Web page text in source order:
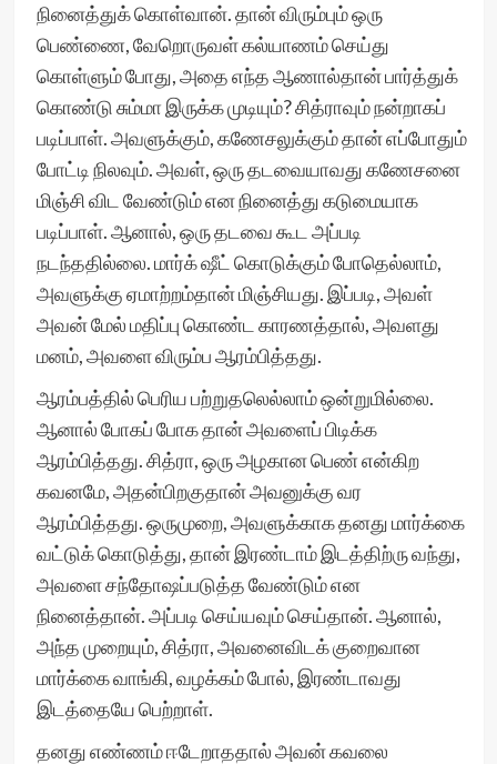
நினைத்துக் கொள்வான். தான் விரும்பும் ஒரு
பெண்ணை, வேறொருவள் கல்யாணம் செய்து
கொள்ளும் போது, அதை எந்த ஆணால்தான் பார்த்துக்
கொண்டு சும்மா இருக்க முடியும்? சித்ராவும் நன்றாகப்
படிப்பாள். அவளுக்கும், கணேசலுக்கும் தான் எப்போதும்
போட்டி நிலவும். அவள், ஒரு தடவையாவது கணேசனை
மிஞ்சி விட வேண்டும் என நினைத்து கடுமையாக
படிப்பாள். ஆனால், ஒரு தடவை கூட அப்படி
நடந்ததில்லை. மார்க் ஷீட் கொடுக்கும் போதெல்லாம்,
அவளுக்கு ஏமாற்றம்தான் மிஞ்சியது. இப்படி, அவள்
அவன் மேல் மதிப்பு கொண்ட காரணத்தால், அவளது
மனம், அவளை விரும்ப ஆரம்பித்தது.
ஆரம்பத்தில் பெரிய பற்றுதலெல்லாம் ஒன்றுமில்லை.
ஆனால் போகப் போக தான் அவளைப் பிடிக்க
ஆரம்பித்தது. சித்ரா, ஒரு அழகான பெண் என்கிற
கவனமே, அதன்பிறகுதான் அவனுக்கு வர
ஆரம்பித்தது. ஒருமுறை, அவளுக்காக தனது மார்க்கை
வட்டுக் கொடுத்து, தான் இரண்டாம் இடத்திற்ரு வந்து,
அவளை சந்தோஷப்படுத்த வேண்டும் என
நினைத்தான். அப்படி செய்யவும் செய்தான். ஆனால்,
அந்த முறையும், சித்ரா, அவனைவிடக் குறைவான
மார்க்கை வாங்கி, வழக்கம் போல், இரண்டாவது
இடத்தையே பெற்றாள்.
தனது எண்ணம் ஈடேறாததால் அவன் கவலை